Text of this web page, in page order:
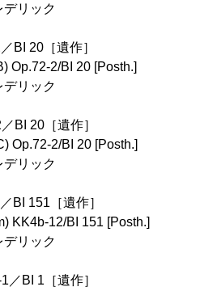
リック
BI 20［遺作］
Op.72-2/BI 20 [Posth.]
リック
BI 20［遺作］
Op.72-2/BI 20 [Posth.]
リック
BI 151［遺作］
KK4b-12/BI 151 [Posth.]
リック
／BI 1［遺作］